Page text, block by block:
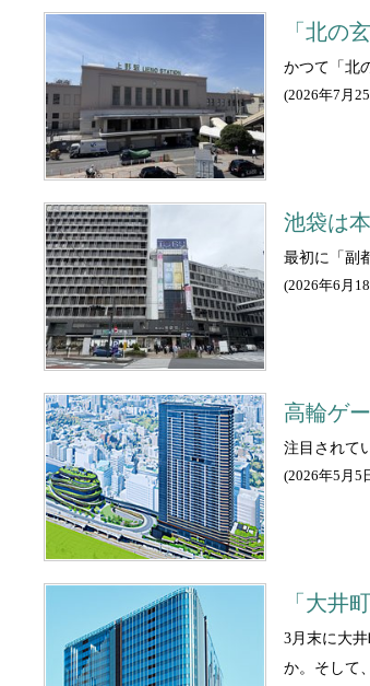
「北の
かつて「北
(2026年7月25
池袋は
最初に「副
(2026年6月18
高輪ゲ
注目されて
(2026年5月5
「大井
3月末に大
か。そして